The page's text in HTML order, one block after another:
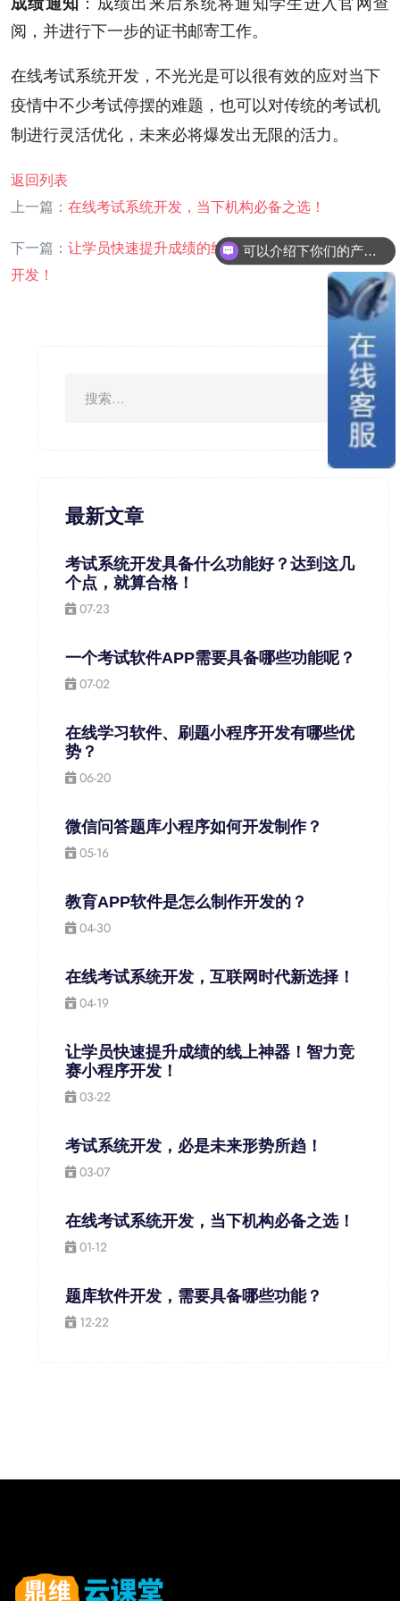
阅 ， 并进行下一步的证书邮寄工作。
在线考试系统开发 ， 不光光是可以很有效的应对当下
疫情中不少考试停摆的难题 ， 也可以对传统的考试机
制进行灵活优化 ， 未来必将爆发出无限的活力。
返回列表
上一篇： 在线考试系统开发，当下机构必备之选！
下一篇： 让学员快速提升成绩的线上神器！智力竞赛小程序
开发！
最新文章
考试系统开发具备什么功能好？达到这几
个点，就算合格！
07-23
一个考试软件APP需要具备哪些功能呢？
07-02
在线学习软件、刷题小程序开发有哪些优
势？
06-20
微信问答题库小程序如何开发制作？
05-16
教育APP软件是怎么制作开发的？
04-30
在线考试系统开发，互联网时代新选择！
04-19
让学员快速提升成绩的线上神器！智力竞
赛小程序开发！
03-22
考试系统开发，必是未来形势所趋！
03-07
在线考试系统开发，当下机构必备之选！
01-12
题库软件开发，需要具备哪些功能？
12-22
可以介绍下你们的产品么？